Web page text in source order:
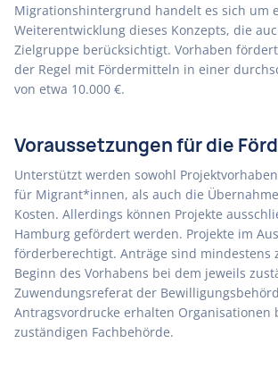
Migrationshintergrund handelt es sich um
Weiterentwicklung dieses Konzepts, die
Zielgruppe berücksichtigt. Vorhaben
der Regel mit Fördermitteln in einer
von etwa 10.000 €.
Voraussetzungen für die
Unterstützt werden sowohl
für Migrant*innen, als auch die
Kosten. Allerdings können Projekte
Hamburg gefördert werden. Projekte im
förderberechtigt. Anträge sind mindestens
Beginn des Vorhabens bei dem jeweils
Zuwendungsreferat der
Antragsvordrucke erhalten Organisationen
zuständigen Fachbehörde.